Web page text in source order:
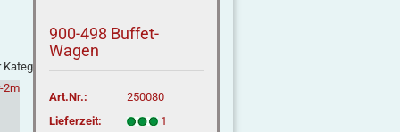
900-498 Buffet-
Wagen
Art.Nr.:
250080
Lieferzeit:
1